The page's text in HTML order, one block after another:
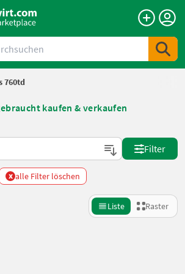
760td
kaufen & verkaufen
sortiert
Filter
x alle Filter löschen
Liste Raster